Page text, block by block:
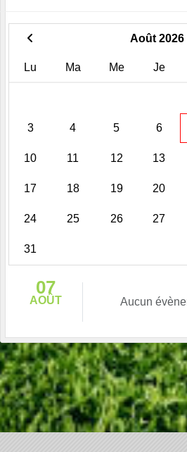
Août 2026
Lu Ma Me Je
3 4 5 6
10 11 12 13
17 18 19 20
24 25 26 27
31
07
AOÛT Aucun